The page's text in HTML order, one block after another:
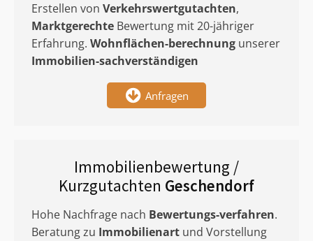
Erstellen von Verkehrswertgutachten,
Marktgerechte Bewertung mit 20-jähriger
Erfahrung. Wohnflächen-berechnung unserer
Immobilien-sachverständigen
Anfragen
Immobilienbewertung /
Kurzgutachten Geschendorf
Hohe Nachfrage nach Bewertungs-verfahren.
Beratung zu Immobilienart und Vorstellung